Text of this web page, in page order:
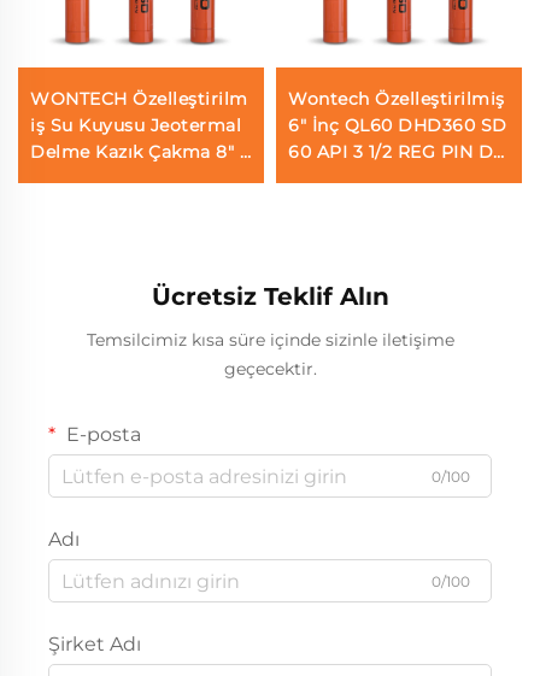
WONTECH Özelleştirilm
iş Su Kuyusu Jeotermal
Delme Kazık Çakma 8" i
nç DHD380 QL80 SD8 D
Wontech Özelleştirilmiş
6" İnç QL60 DHD360 SD
60 API 3 1/2 REG PIN DT
H çekiç Su kuyusu ve pa
Ücretsiz Teklif Alın
Temsilcimiz kısa süre içinde sizinle iletişime
geçecektir.
E-posta
0/100
Adı
0/100
Şirket Adı